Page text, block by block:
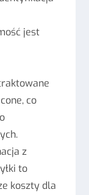
jest
co
z
to
koszty dla